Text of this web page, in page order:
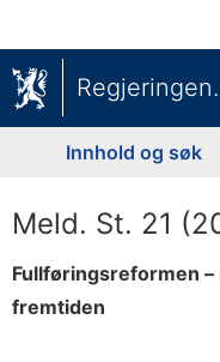
Innhold og søk
Meld. St. 21
Fullføringsreformen
fremtiden